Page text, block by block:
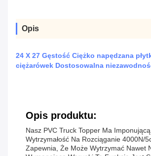
Opis
24 X 27 Gęstość Ciężko napędzana
ciężarówek Dostosowalna
Opis produktu:
Nasz PVC Truck Topper Ma Imponującą
Wytrzymałość Na Rozciąganie 4000N/
Zapewnia, Że Może Wytrzymać Nawet